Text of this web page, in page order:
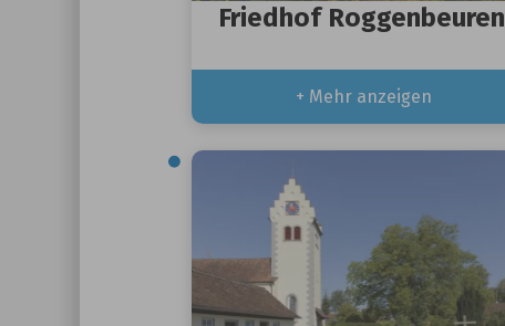
Friedhof Roggenbeuren
+ Mehr anzeigen